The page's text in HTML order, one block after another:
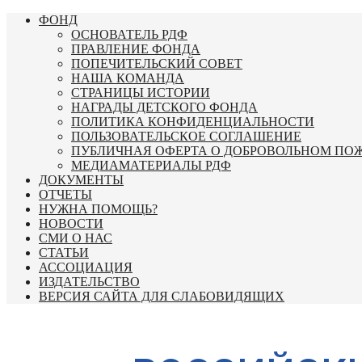
Перейти
содержимому
ФОНД
ОСНОВАТЕЛЬ РДФ
ПРАВЛЕНИЕ ФОНДА
ПОПЕЧИТЕЛЬСКИЙ СОВЕТ
НАША КОМАНДА
СТРАНИЦЫ ИСТОРИИ
НАГРАДЫ ДЕТСКОГО ФОНДА
ПОЛИТИКА КОНФИДЕНЦИАЛЬНОСТИ
ПОЛЬЗОВАТЕЛЬСКОЕ СОГЛАШЕНИЕ
ПУБЛИЧНАЯ ОФЕРТА О ДОБРОВОЛЬНОМ
МЕДИАМАТЕРИАЛЫ РДФ
ДОКУМЕНТЫ
ОТЧЕТЫ
НУЖНА ПОМОЩЬ?
НОВОСТИ
СМИ О НАС
СТАТЬИ
АССОЦИАЦИЯ
ИЗДАТЕЛЬСТВО
ВЕРСИЯ САЙТА ДЛЯ СЛАБОВИДЯЩИХ